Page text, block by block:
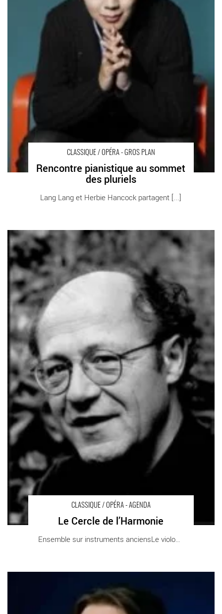
CLASSIQUE / OPÉRA - GROS PLAN
Rencontre pianistique au sommet
des pluriels
Lang Lang et Herbie Hancock partagent [...]
CLASSIQUE / OPÉRA - AGENDA
Le Cercle de l’Harmonie
Ensemble sur instruments anciensLe violon [...]
Le Cercle de l’Harmonie - Critique sortie Classique / Opéra